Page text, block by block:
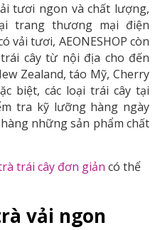
tươi ngon và chất lượng,
trang thương mại điện
vải tươi, AEONESHOP còn
cây từ nội địa cho đến
Zealand, táo Mỹ, Cherry
biệt, các loại trái cây tại
tra kỹ lưỡng hàng ngày
những sản phẩm chất
trái cây đơn giản có thể
vải ngon